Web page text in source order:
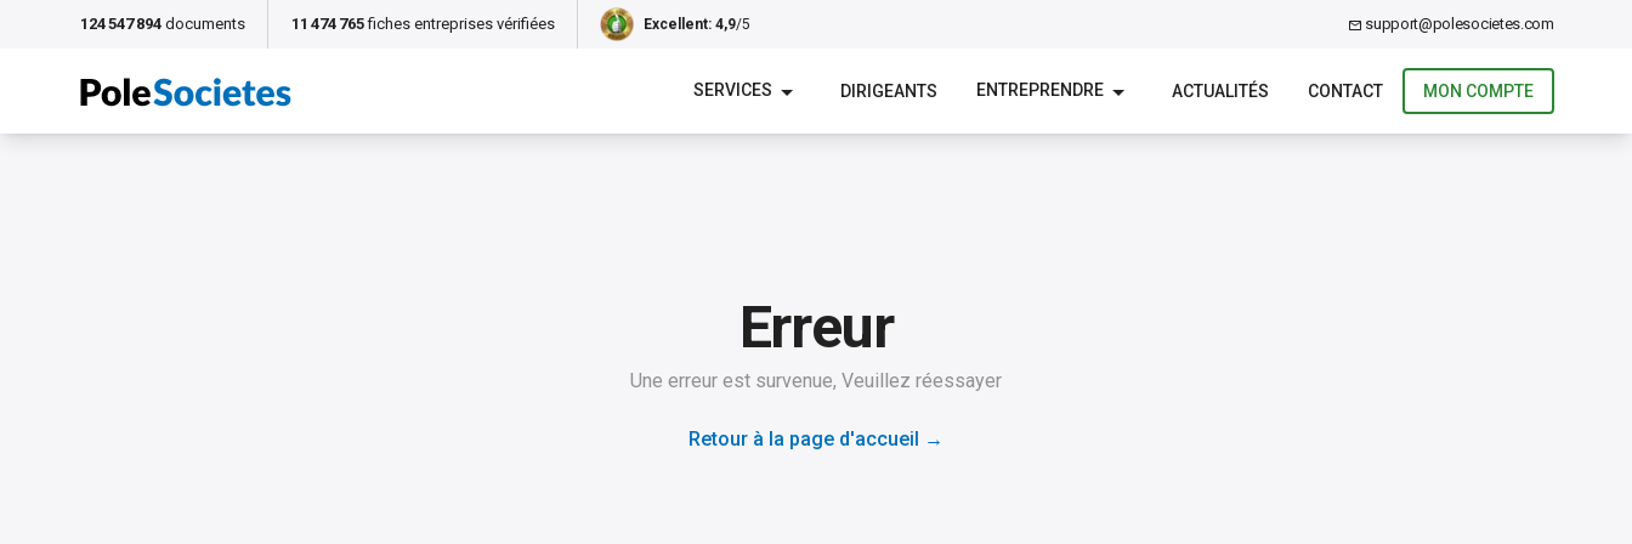
124 547 894 documents 11 474 765 fiches entreprises vérifiées Excellent: 4,9/5 support@polesocietes.com
SERVICES DIRIGEANTS ENTREPRENDRE ACTUALITÉS CONTACT MON COMPTE
Erreur
Une erreur est survenue, Veuillez réessayer
Retour à la page d'accueil →